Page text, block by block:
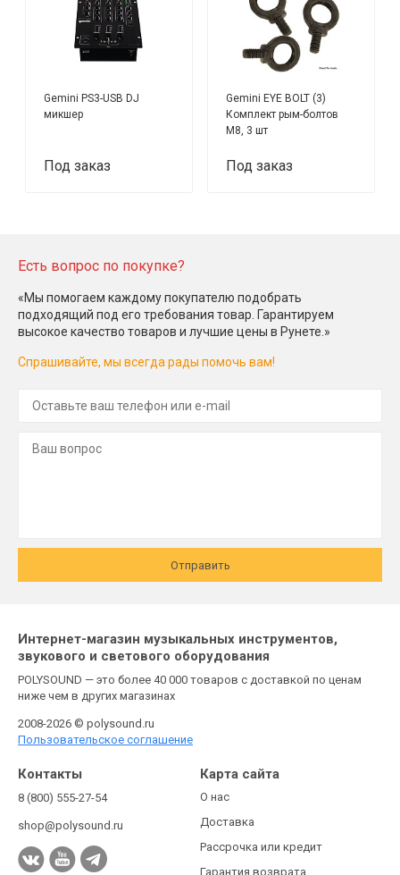
Gemini PS3-USB DJ
микшер
Под заказ
Gemini EYE BOLT (3)
Комплект рым-болтов
М8, 3 шт
Под заказ
Есть вопрос по покупке?
«Мы помогаем каждому покупателю подобрать
подходящий под его требования товар. Гарантируем
высокое качество товаров и лучшие цены в Рунете.»
Спрашивайте, мы всегда рады помочь вам!
Отправить
Интернет-магазин музыкальных инструментов,
звукового и светового оборудования
POLYSOUND — это более 40 000 товаров с доставкой по ценам
ниже чем в других магазинах
2008-2026 © polysound.ru
Пользовательское соглашение
Контакты
8 (800) 555-27-54
shop@polysound.ru
Карта сайта
О нас
Доставка
Рассрочка или кредит
Гарантия возврата